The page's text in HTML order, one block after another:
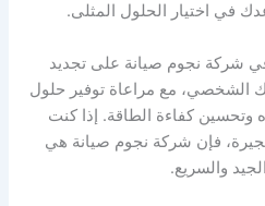
في اختيار الحلول المثلى.
شركة نجوم صيانة على تجديد
الشخصي، مع مراعاة توفير حلول
وتحسين كفاءة الطاقة. إذا كنت
فإن شركة نجوم صيانة هي
والسريع.